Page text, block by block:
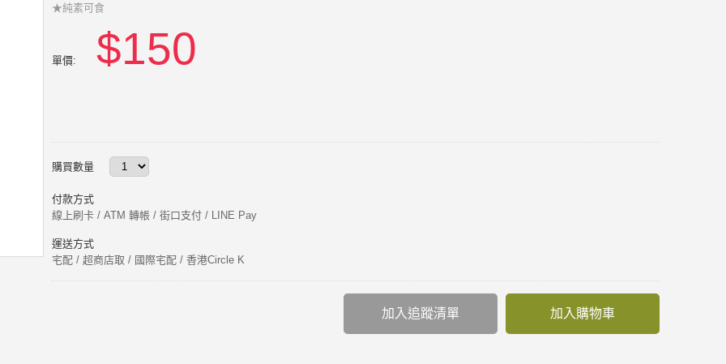
★純素可食
單價: $150
購買數量
付款方式
線上刷卡 / ATM 轉帳 / 街口支付 / LINE Pay
運送方式
宅配 / 超商店取 / 國際宅配 / 香港Circle K
加入購物車
加入追蹤清單